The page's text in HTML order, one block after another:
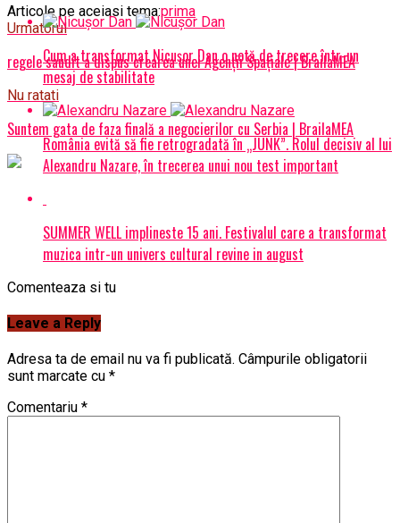
Articole pe aceiasi tema:prima
Urmatorul
regele saudit a dispus crearea unei Agenții Spațiale | BrailaMEA
Nu ratati
Suntem gata de faza finală a negocierilor cu Serbia | BrailaMEA
Cum a transformat Nicușor Dan o notă de trecere într-un
mesaj de stabilitate
România evită să fie retrogradată în „JUNK”. Rolul decisiv al lui
Alexandru Nazare, în trecerea unui nou test important
SUMMER WELL implineste 15 ani. Festivalul care a transformat
muzica intr-un univers cultural revine in august
Comenteaza si tu
Leave a Reply
Adresa ta de email nu va fi publicată. Câmpurile obligatorii
sunt marcate cu *
Comentariu *